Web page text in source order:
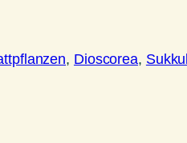
, Dioscorea,